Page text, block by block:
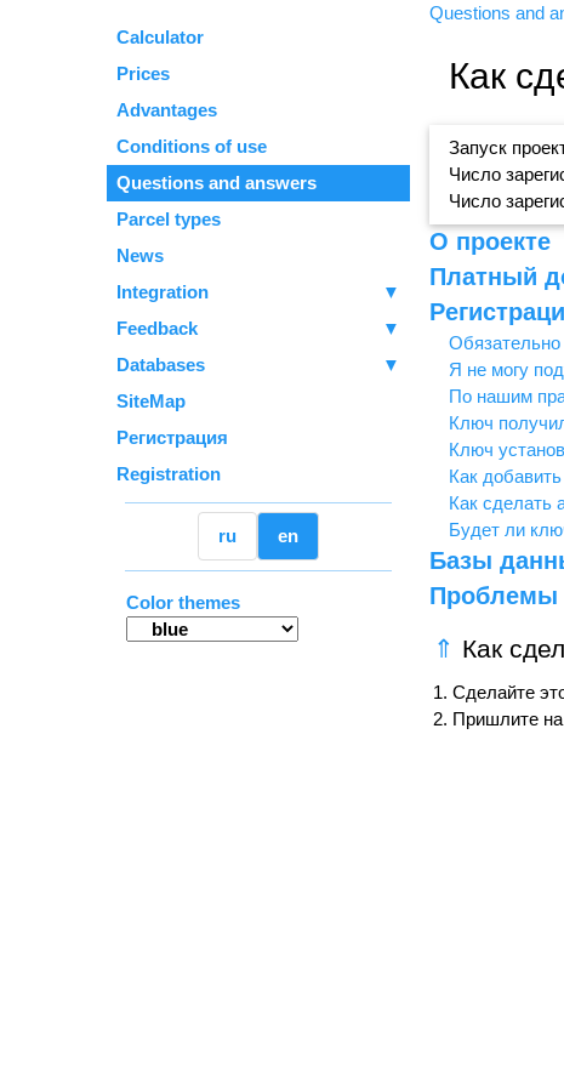
Calculator
Prices
Advantages
Conditions of use
Questions and answers
Parcel types
News
Integration
▼
Feedback
▼
Databases
▼
SiteMap
Регистрация
Registration
ru en
Color themes
Questions and
Как
Запуск
Число
Число
О проекте
Платный
Обязательно
Я не могу
По нашим
Ключ
Ключ
Как
Как сделать
Будет ли
Базы
Проблемы
⇑ Как
1. Сделайте
2. Пришлите на